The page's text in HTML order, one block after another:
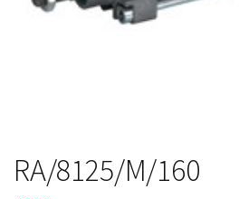
RA/8125/M/160